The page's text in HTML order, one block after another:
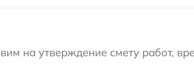
на утверждение смету работ,